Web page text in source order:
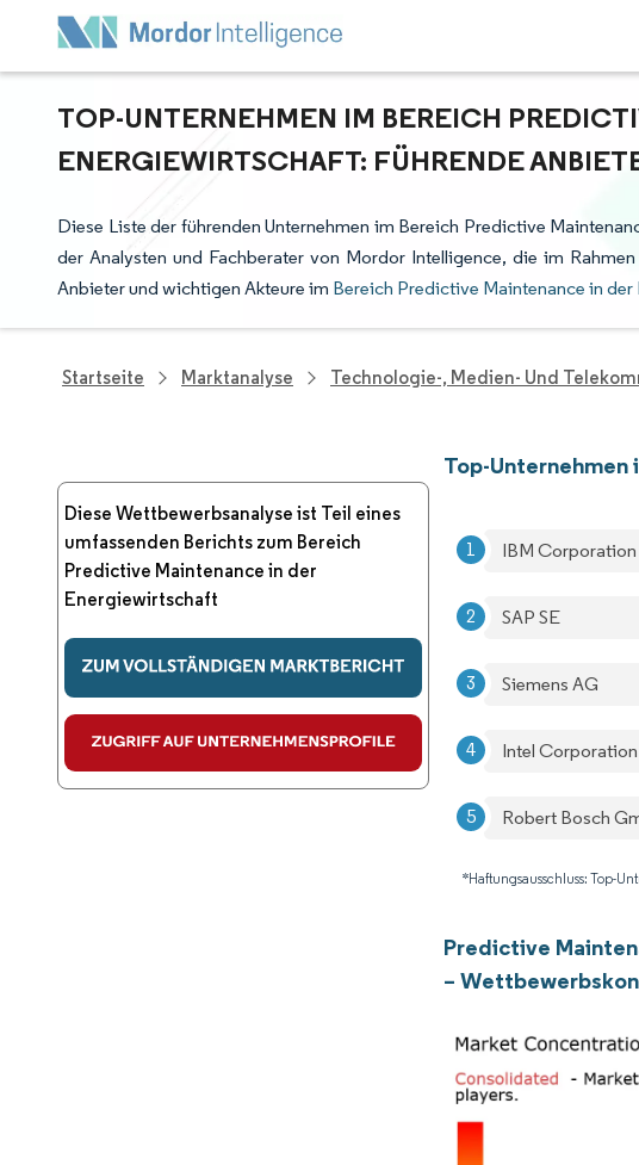
TOP-UNTERNEHMEN IM BEREICH
ENERGIEWIRTSCHAFT: FÜHRENDE
Diese Liste der führenden Unternehmen im Bereich Predictive
der Analysten und Fachberater von Mordor Intelligence, die im
Anbieter und wichtigen Akteure im Bereich Predictive Maintenance in
Startseite Marktanalyse Technologie-, Medien- Und
Diese Wettbewerbsanalyse ist Teil eines
umfassenden Berichts zum Bereich
Predictive Maintenance in der
Energiewirtschaft
Top-
IBM Corporation
SAP SE
Siemens AG
Intel Corporation
Robert Bosch
*Haftungsausschluss: Top-
Predictive
–